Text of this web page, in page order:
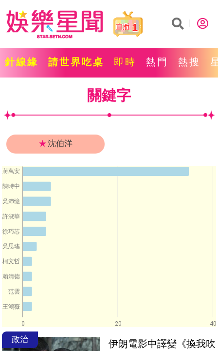
1
針線緣 請世界吃桌 即時 熱門 熱搜
關鍵字
★沈伯洋
0 20 40
蔣萬安
陳時中
吳沛憶
許淑華
徐巧芯
吳思瑤
柯文哲
賴清德
范雲
王鴻薇
政治
伊朗電影中譯變《換我吹